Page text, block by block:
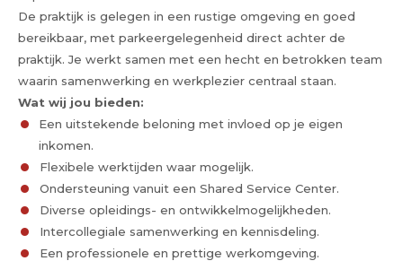
De praktijk is gelegen in een rustige omgeving en goed
bereikbaar, met parkeergelegenheid direct achter de
praktijk. Je werkt samen met een hecht en betrokken team
waarin samenwerking en werkplezier centraal staan.
Wat wij jou bieden:
Een uitstekende beloning met invloed op je eigen
inkomen.
Flexibele werktijden waar mogelijk.
Ondersteuning vanuit een Shared Service Center.
Diverse opleidings- en ontwikkelmogelijkheden.
Intercollegiale samenwerking en kennisdeling.
Een professionele en prettige werkomgeving.